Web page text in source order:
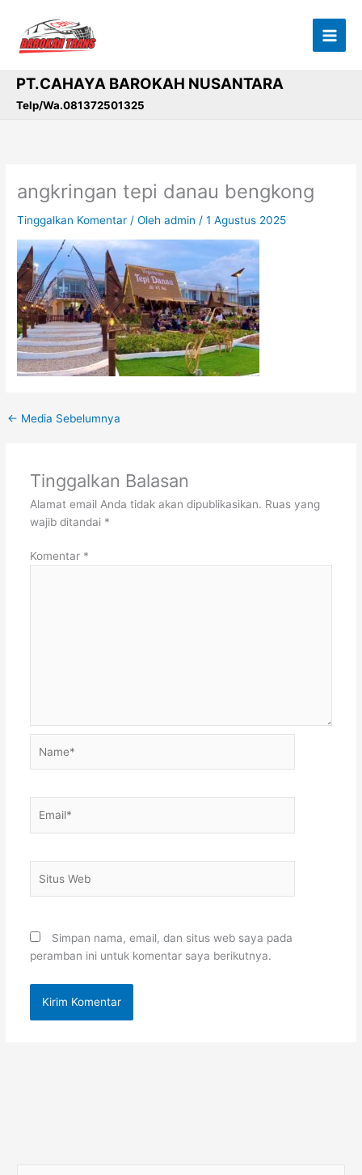
konten
PT.CAHAYA BAROKAH NUSANTARA
Telp/Wa.081372501325
angkringan tepi danau bengkong
Tinggalkan Komentar / Olehadmin /1 Agustus 2025
← Media Sebelumnya
Tinggalkan Balasan
Alamat email Anda tidak akan dipublikasikan. Ruas yang
wajib ditandai *
Komentar *
Web
Simpan nama, email, dan situs web saya pada
peramban ini untuk komentar saya berikutnya.